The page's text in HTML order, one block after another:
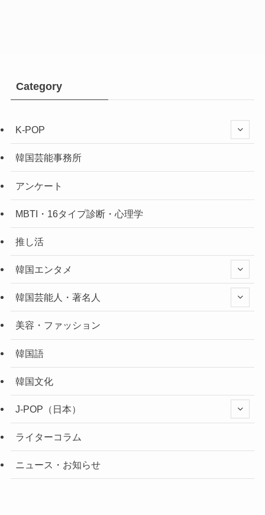
Category
K-POP
韓国芸能事務所
アンケート
MBTI・16タイプ診断・心理学
推し活
韓国エンタメ
韓国芸能人・著名人
美容・ファッション
韓国語
韓国文化
J-POP（日本）
ライターコラム
ニュース・お知らせ